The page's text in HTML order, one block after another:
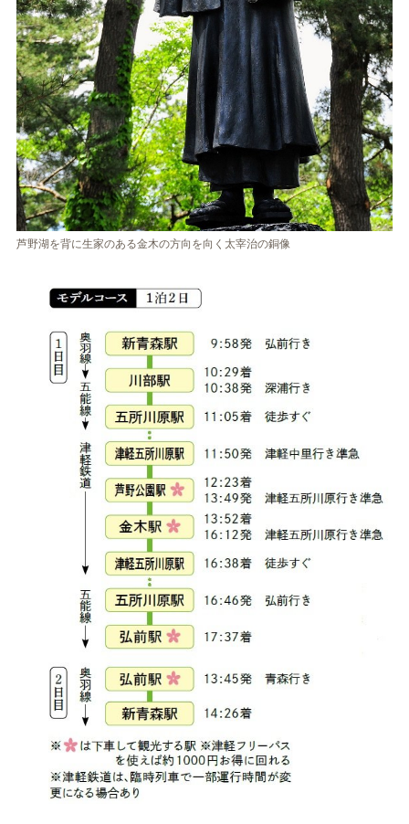
芦野湖を背に生家のある金木の方向を向く太宰治の銅像